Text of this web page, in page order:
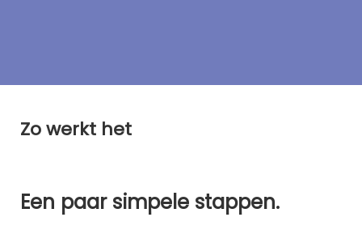
Zo werkt het
Een paar simpele stappen.